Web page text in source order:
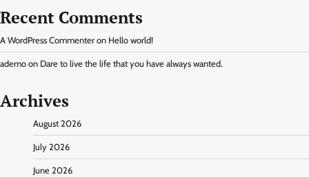
Recent Comments
A WordPress Commenter on Hello world!
ademo on Dare to live the life that you have always wanted.
Archives
August 2026
July 2026
June 2026